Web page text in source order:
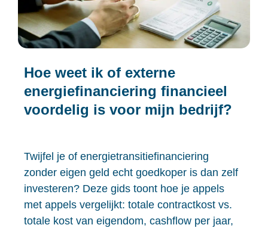
Hoe weet ik of externe
energiefinanciering financieel
voordelig is voor mijn bedrijf?
Twijfel je of energietransitiefinanciering
zonder eigen geld echt goedkoper is dan zelf
investeren? Deze gids toont hoe je appels
met appels vergelijkt: totale contractkost vs.
totale kost van eigendom, cashflow per jaar,